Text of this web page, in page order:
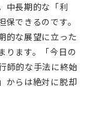
中長期的な「利
できるのです。
的な展望に立った
ります。「今日の
師的な手法に終始
からは絶対に脱却